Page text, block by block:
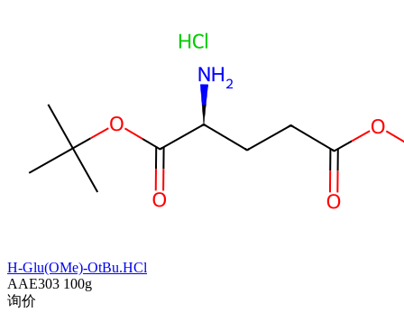
H-Glu(OMe)-OtBu.HCl
AAE303 100g
询价